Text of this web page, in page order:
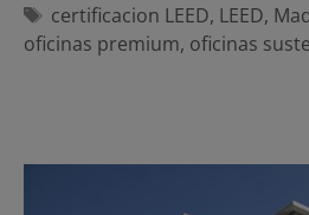
Etiquetas
certificacion LEED, LEED,
oficinas premium, oficinas